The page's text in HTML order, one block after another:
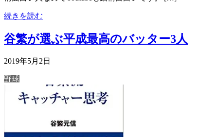
続きを読む
谷繁が選ぶ平成最高のバッター3人
2019年5月2日
野球